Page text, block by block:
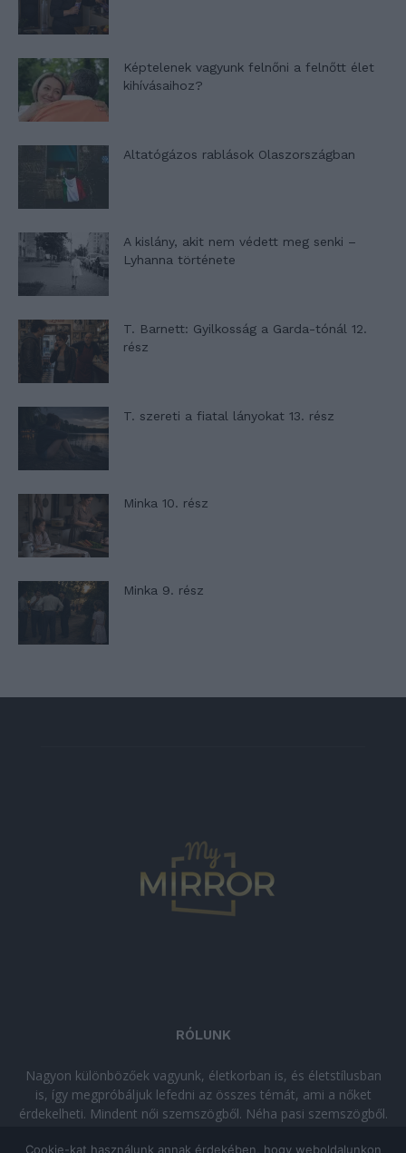
Képtelenek vagyunk felnőni a felnőtt élet
kihívásaihoz?
Altatógázos rablások Olaszországban
A kislány, akit nem védett meg senki –
Lyhanna története
T. Barnett: Gyilkosság a Garda-tónál 12.
rész
T. szereti a fiatal lányokat 13. rész
Minka 10. rész
Minka 9. rész
RÓLUNK
Nagyon különbözőek vagyunk, életkorban is, és életstílusban
is, így megpróbáljuk lefedni az összes témát, ami a nőket
érdekelheti. Mindent női szemszögből. Néha pasi szemszögből.
Cookie-kat használunk annak érdekében, hogy weboldalunkon